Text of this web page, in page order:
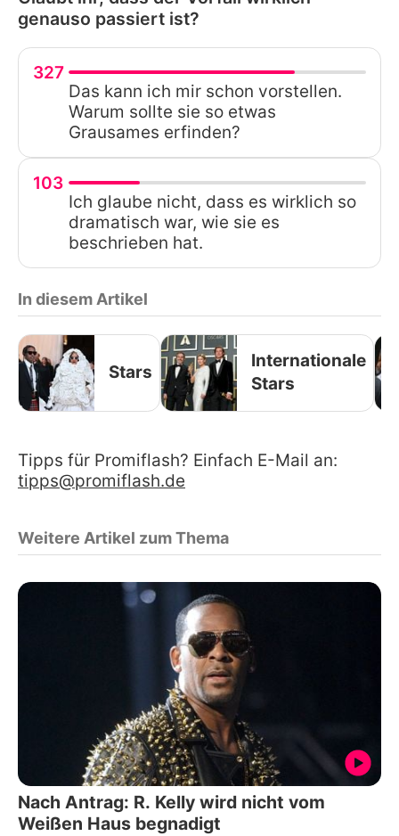
genauso passiert ist?
327
Das kann ich mir schon vorstellen.
Warum sollte sie so etwas
Grausames erfinden?
103
Ich glaube nicht, dass es wirklich so
dramatisch war, wie sie es
beschrieben hat.
In diesem Artikel
Stars
Internationale
Stars
Tipps für Promiflash? Einfach E-Mail an:
tipps@promiflash.de
Weitere Artikel zum Thema
Nach Antrag: R. Kelly wird nicht vom
Weißen Haus begnadigt